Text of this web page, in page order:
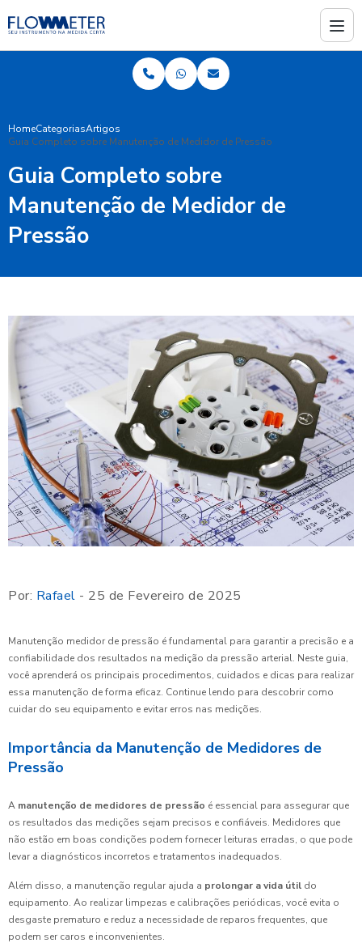
HomeCategoriasArtigos
Guia Completo sobre Manutenção de Medidor de Pressão
Guia Completo sobre
Manutenção de Medidor de
Pressão
Por: Rafael - 25 de Fevereiro de 2025
Manutenção medidor de pressão é fundamental para garantir a precisão e a
confiabilidade dos resultados na medição da pressão arterial. Neste guia,
você aprenderá os principais procedimentos, cuidados e dicas para realizar
essa manutenção de forma eficaz. Continue lendo para descobrir como
cuidar do seu equipamento e evitar erros nas medições.
Importância da Manutenção de Medidores de
Pressão
A manutenção de medidores de pressão é essencial para assegurar que
os resultados das medições sejam precisos e confiáveis. Medidores que
não estão em boas condições podem fornecer leituras erradas, o que pode
levar a diagnósticos incorretos e tratamentos inadequados.
Além disso, a manutenção regular ajuda a prolongar a vida útil do
equipamento. Ao realizar limpezas e calibrações periódicas, você evita o
desgaste prematuro e reduz a necessidade de reparos frequentes, que
podem ser caros e inconvenientes.